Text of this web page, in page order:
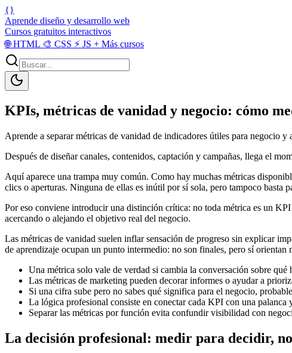
{}
Aprende diseño y desarrollo web
Cursos gratuitos interactivos
🌐HTML 🎨 CSS ⚡ JS + Más cursos
KPIs, métricas de vanidad y negocio: cómo
Aprende a separar métricas de vanidad de indicadores útiles para negocio
Después de diseñar canales, contenidos, captación y campañas, llega el
Aquí aparece una trampa muy común. Como hay muchas métricas
clics o aperturas. Ninguna de ellas es inútil por sí sola, pero tampoco basta
Por eso conviene introducir una distinción crítica: no toda métrica es un
acercando o alejando el objetivo real del negocio.
Las métricas de vanidad suelen inflar sensación de progreso sin explicar
de aprendizaje ocupan un punto intermedio: no son finales, pero sí orientan
Una métrica solo vale de verdad si cambia la conversación sobre qué
Las métricas de marketing pueden decorar informes o ayudar a
Si una cifra sube pero no sabes qué significa para el negocio,
La lógica profesional consiste en conectar cada KPI con una palanca
Separar las métricas por función evita confundir visibilidad con
La decisión profesional: medir para decidir,